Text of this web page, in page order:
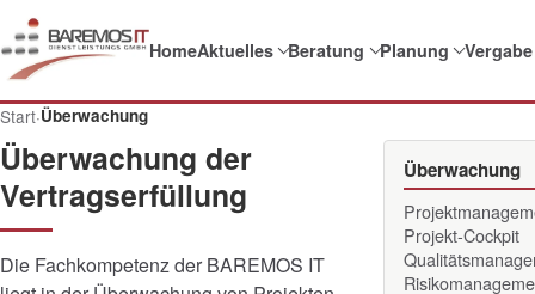
HomeAktuelles Beratung Planung Vergabe
Start·Überwachung
Überwachung der
Vertragserfüllung
Die Fachkompetenz der BAREMOS IT
Überwachung
Projekt-Cockpit